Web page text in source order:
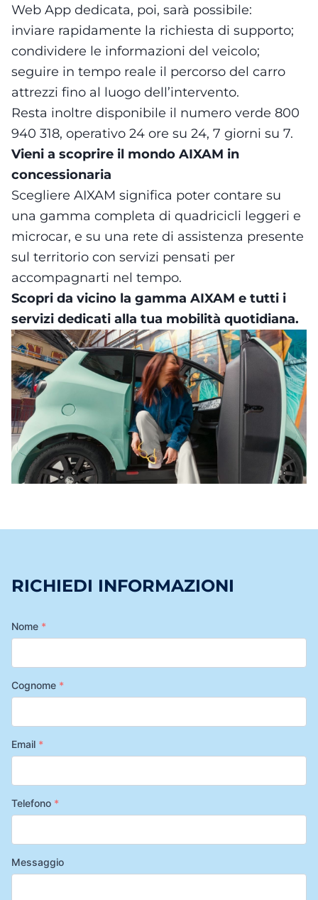
Web App dedicata, poi, sarà possibile:
inviare rapidamente la richiesta di supporto;
condividere le informazioni del veicolo;
seguire in tempo reale il percorso del carro
attrezzi fino al luogo dell’intervento.
Resta inoltre disponibile il numero verde 800
940 318, operativo 24 ore su 24, 7 giorni su 7.
Vieni a scoprire il mondo AIXAM in
concessionaria
Scegliere AIXAM significa poter contare su
una gamma completa di quadricicli leggeri e
microcar, e su una rete di assistenza presente
sul territorio con servizi pensati per
accompagnarti nel tempo.
Scopri da vicino la gamma AIXAM e tutti i
servizi dedicati alla tua mobilità quotidiana.
RICHIEDI INFORMAZIONI
Nome *
Cognome *
Email *
Telefono *
Messaggio